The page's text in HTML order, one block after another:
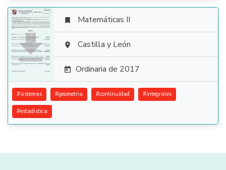

 Matemáticas II
 Castilla y León
 Ordinaria de 2017
#sistemas #geometria #continuidad #integrales
#estadistica